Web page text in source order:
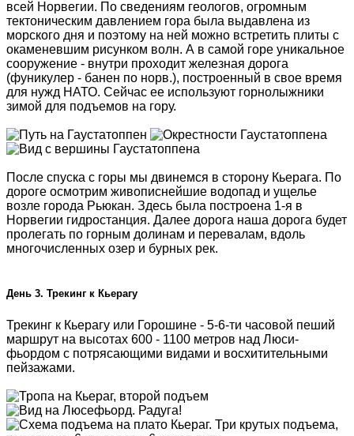
всей Норвегии. По сведениям геологов, огромным
тектоническим давлением гора была выдавлена из
морского дня и поэтому на ней можно встретить плиты с
окаменевшим рисунком волн. А в самой горе уникальное
сооружение - внутри проходит железная дорога
(фуникулер - банен по норв.), построенный в свое время
для нужд НАТО. Сейчас ее используют горнолыжники
зимой для подъемов на гору.
После спуска с горы мы двинемся в сторону Кьерага. По
дороге осмотрим живописнейшие водопад и ущелье
возле города Рьюкан. Здесь была построена 1-я в
Норвегии гидростанция. Далее дорога наша дорога будет
пролегать по горным долинам и перевалам, вдоль
многочисленных озер и бурных рек.
День 3. Трекинг к Кьерагу
Трекинг к Кьерагу или Горошине - 5-6-ти часовой пеший
маршрут на высотах 600 - 1100 метров над Люси-
фьордом с потрясающими видами и восхитительными
пейзажами.